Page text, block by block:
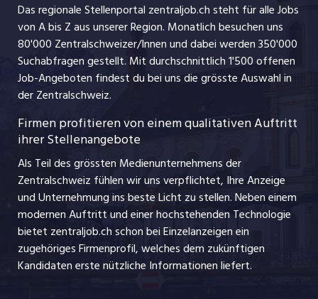
Jobline
ajourjob.ch
Das regionale Stellenportal zentraljob.ch steht für alle Jobs
von A bis Z aus unserer Region. Monatlich besuchen uns
80'000 Zentralschweizer/Innen und dabei werden 350'000
Suchabfragen gestellt. Mit durchschnittlich 1'500 offenen
Job-Angeboten findest du bei uns die grösste Auswahl in
der Zentralschweiz.
Firmen profitieren von einem qualitativen Auftritt
ihrer Stellenangebote
Als Teil des grössten Medienunternehmens der
Zentralschweiz fühlen wir uns verpflichtet, Ihre Anzeige
und Unternehmung ins beste Licht zu stellen. Neben einem
modernen Auftritt und einer hochstehenden Technologie
bietet zentraljob.ch schon bei Einzelanzeigen ein
zugehöriges Firmenprofil, welches dem zukünftigen
Kandidaten erste nützliche Informationen liefert.